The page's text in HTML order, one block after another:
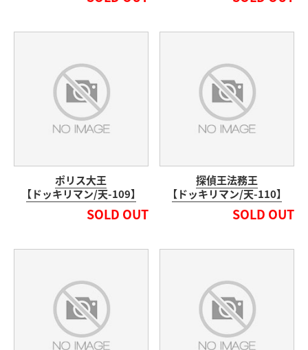
ポリス大王
【ドッキリマン/天-109】
SOLD OUT
探偵王法務王
【ドッキリマン/天-110】
SOLD OUT